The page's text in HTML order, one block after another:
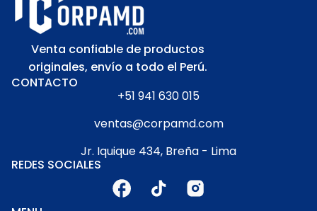
Venta confiable de productos
originales, envío a todo el Perú.
CONTACTO
+51 941 630 015
ventas@corpamd.com
Jr. Iquique 434, Breña - Lima
REDES SOCIALES